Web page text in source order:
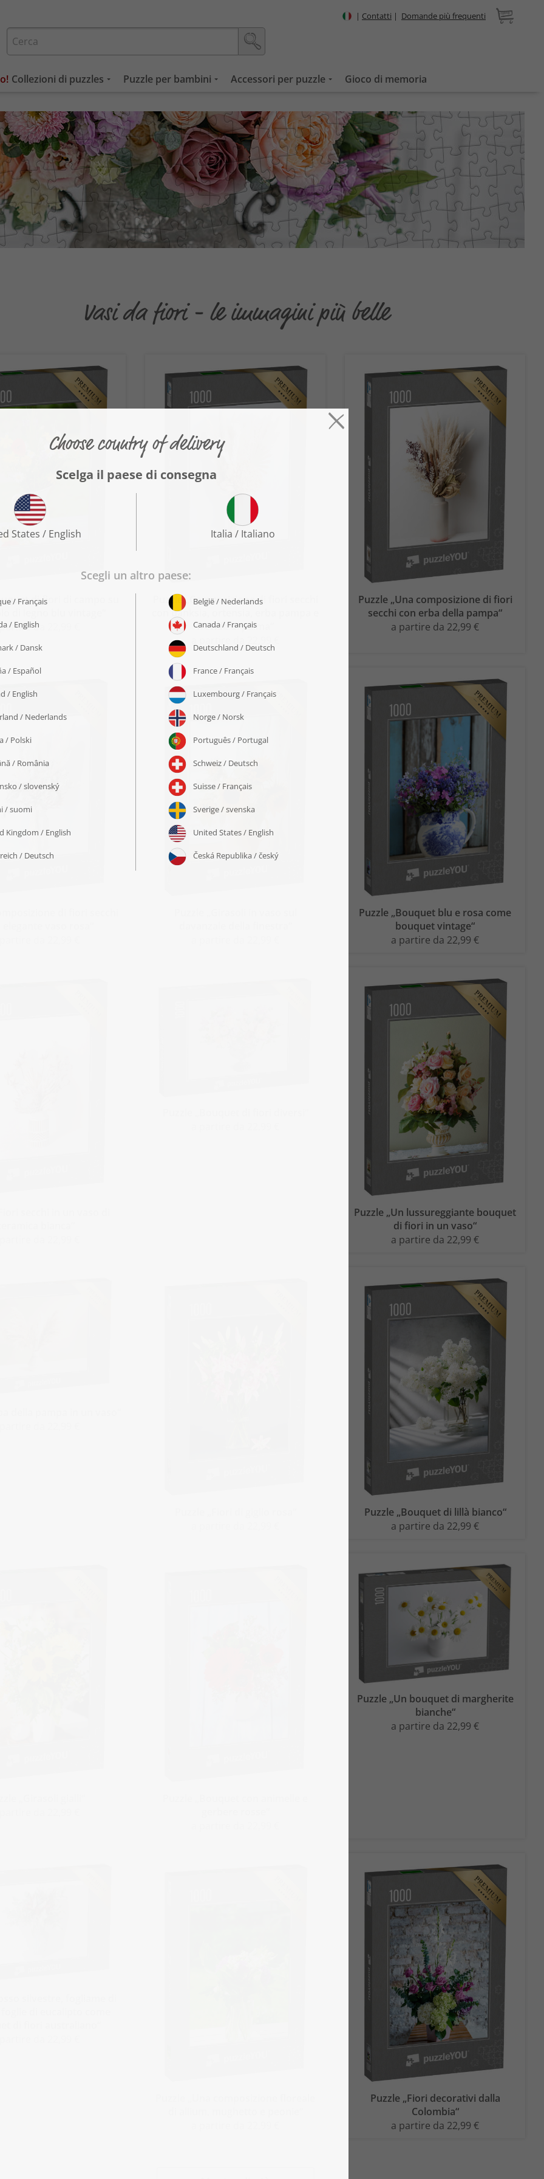
| Contatti | Domande più frequenti
Collezioni di puzzles Puzzle per bambini Accessori per puzzle Gioco di memoria
Vasi da fiori - le immagini più belle
di fiori di campo su
di legno blu vintage“
da 22,99 €
Puzzle „Composizione di fiori secchi
con banksia, ortensia, erba pampa e
fronde di palma“
Puzzle „Una composizione di fiori
secchi con erba della pampa“
a partire da 22,99 €
Puzzle „Bouquet blu e rosa come
bouquet vintage“
a partire da 22,99 €
Puzzle „Un lussureggiante bouquet
di fiori in un vaso“
a partire da 22,99 €
Puzzle „Bouquet di lillà bianco“
a partire da 22,99 €
Puzzle „Un bouquet di margherite
bianche“
a partire da 22,99 €
Puzzle „Fiori decorativi dalla
Colombia“
a partire da 22,99 €